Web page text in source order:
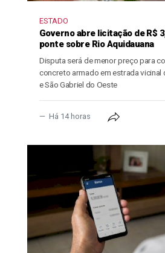
ESTADO
Governo abre licitação de R$
ponte sobre Rio Aquidauana
Disputa será de menor preço para
concreto armado em estrada vicinal
e São Gabriel do Oeste
Há 14 horas